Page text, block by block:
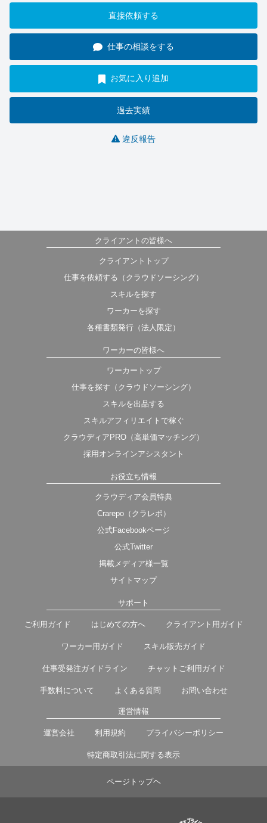
直接依頼する
仕事の相談をする
お気に入り追加
過去実績
違反報告
クライアントの皆様へ
クライアントトップ
仕事を依頼する（クラウドソーシング）
スキルを探す
ワーカーを探す
各種書類発行（法人限定）
ワーカーの皆様へ
ワーカートップ
仕事を探す（クラウドソーシング）
スキルを出品する
スキルアフィリエイトで稼ぐ
クラウディアPRO（高単価マッチング）
採用オンラインアシスタント
お役立ち情報
クラウディア会員特典
Crarepo（クラレポ）
公式Facebookページ
公式Twitter
掲載メディア様一覧
サイトマップ
サポート
ご利用ガイド はじめての方へ クライアント用ガイド
ワーカー用ガイド スキル販売ガイド
仕事受発注ガイドライン チャットご利用ガイド
手数料について よくある質問 お問い合わせ
運営情報
運営会社 利用規約 プライバシーポリシー
特定商取引法に関する表示
ページトップヘ